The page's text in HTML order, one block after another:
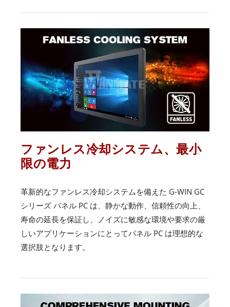
ファンレス冷却システム、最小
限の電力
革新的なファンレス冷却システムを備えた G-WIN GC
シリーズ パネル PC は、静かな動作、信頼性の向上、
寿命の延長を保証し、ノイズに敏感な環境や要求の厳
しいアプリケーションにとってパネル PC は理想的な
選択肢となります。